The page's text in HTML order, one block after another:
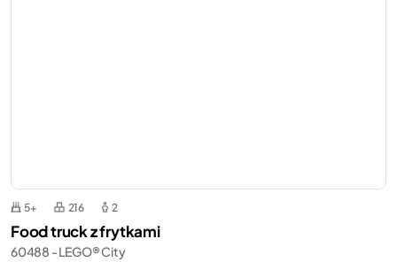
5+ 216 2
Food truck z frytkami
60488 - LEGO® City